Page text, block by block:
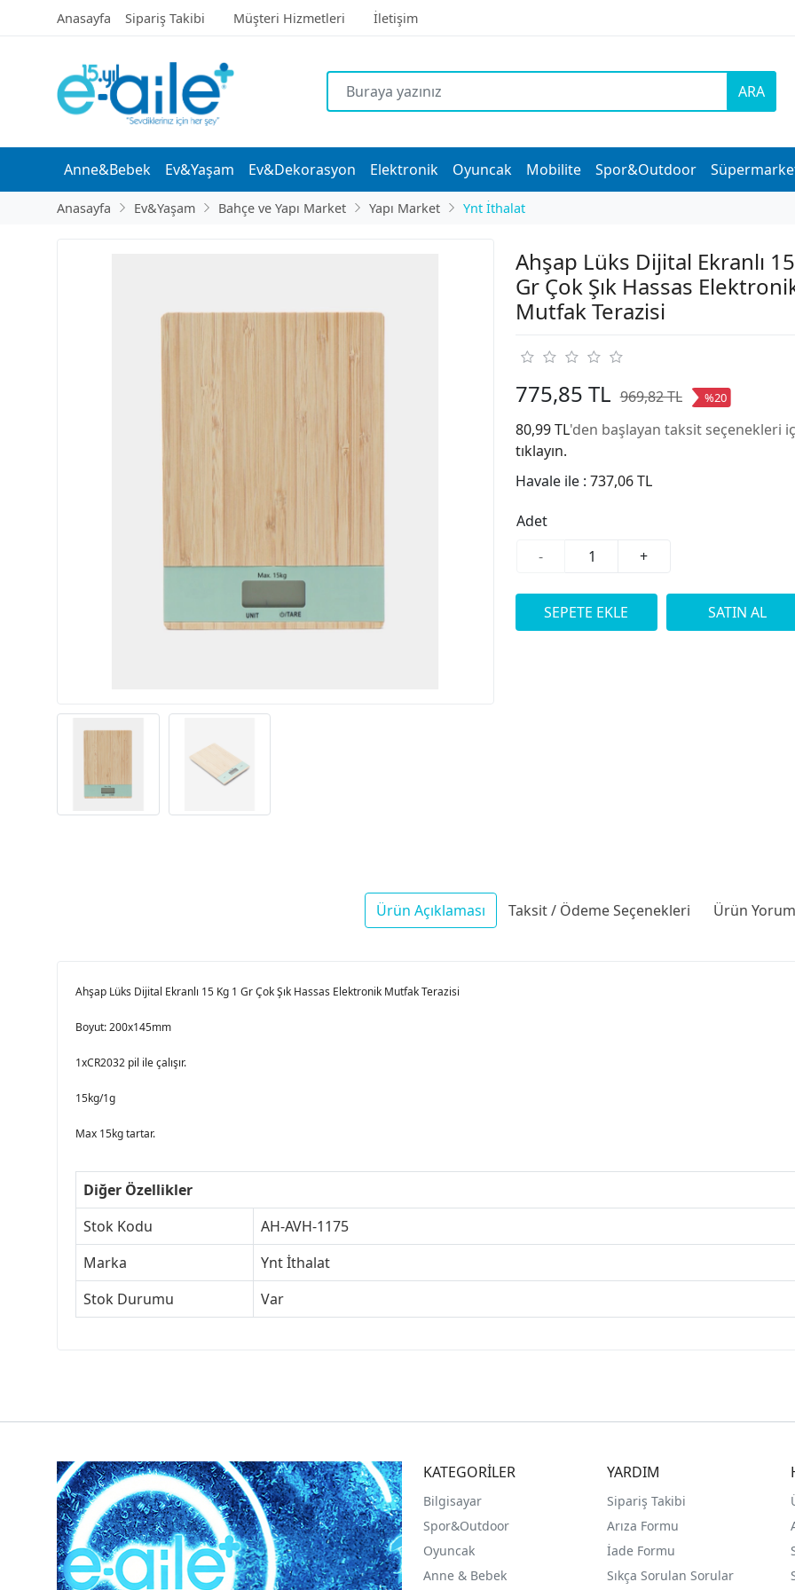
Anasayfa Sipariş Takibi Müşteri Hizmetleri İletişim
ARA
Anne&Bebek Ev&Yaşam Ev&Dekorasyon Elektronik Oyuncak Mobilite Spor&Outdoor
Anasayfa Ev&Yaşam Bahçe ve Yapı Market Yapı Market Ynt İthalat
Ahşap Lüks Dijital Ekranlı
Gr Çok Şık Hassas
Mutfak Terazisi
775,85 TL 969,82 TL %20
80,99 TL'den başlayan taksit seçenekleri
tıklayın.
Havale ile : 737,06 TL
Adet
-
+
Ürün Açıklaması Taksit / Ödeme Seçenekleri Ürün
Ahşap Lüks Dijital Ekranlı 15 Kg 1 Gr Çok Şık Hassas Elektronik Mutfak Terazisi
Boyut: 200x145mm
1xCR2032 pil ile çalışır.
15kg/1g
Max 15kg tartar.
Diğer Özellikler
Stok Kodu
AH-AVH-1175
Marka
Ynt İthalat
Stok Durumu
Var
KATEGORİLER
Bilgisayar
Spor&Outdoor
Oyuncak
Anne & Bebek
YARDIM
Sipariş Takibi
Arıza Formu
İade Formu
Sıkça Sorulan Sorular